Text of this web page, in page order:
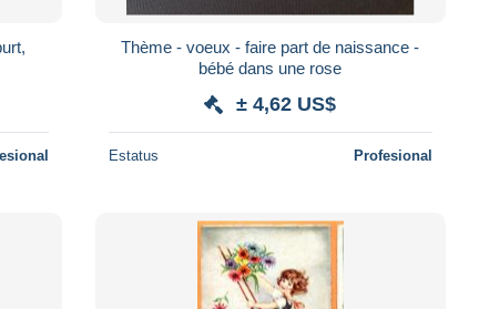
Thème - voeux - faire part de naissance -
bébé dans une rose
± 4,62 US$
Estatus Profesional